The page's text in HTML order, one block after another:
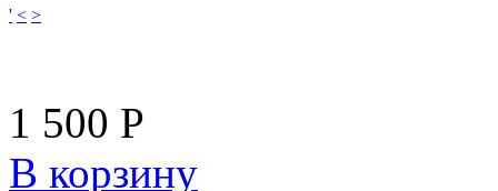
' < >
1 500 Р
В корзину